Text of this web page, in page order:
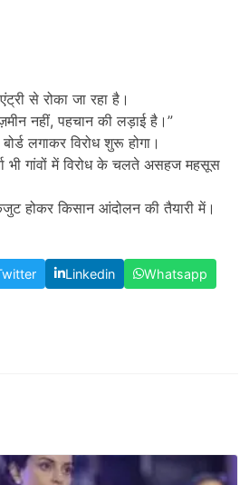
से रोका जा रहा है।
नहीं, पहचान की लड़ाई है।”
लगाकर विरोध शुरू होगा।
भी गांवों में विरोध के चलते असहज महसूस
होकर किसान आंदोलन की तैयारी में।
Linkedin
Whatsapp